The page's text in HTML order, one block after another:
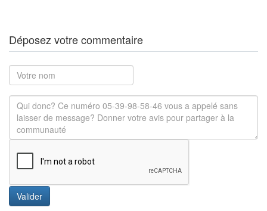
Déposez votre commentaire
Valider